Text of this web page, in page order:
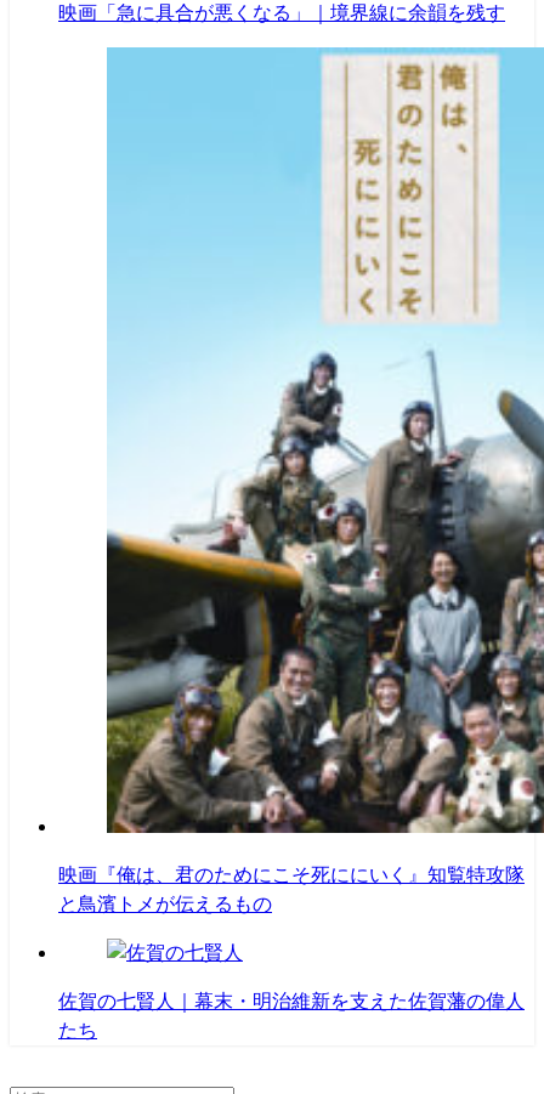
映画「急に具合が悪くなる」｜境界線に余韻を残す
映画『俺は、君のためにこそ死ににいく』知覧特攻隊
と鳥濱トメが伝えるもの
佐賀の七賢人｜幕末・明治維新を支えた佐賀藩の偉人
たち